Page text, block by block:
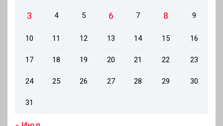
3 4 5 6 7 8 9
10 11 12 13 14 15 16
17 18 19 20 21 22 23
24 25 26 27 28 29 30
31